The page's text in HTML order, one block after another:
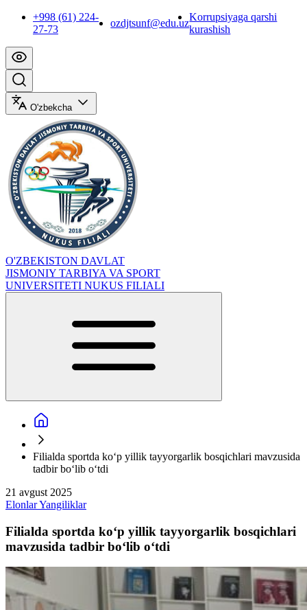
+998 (61) 224-
27-73
ozdjtsunf@edu.uz
Korrupsiyaga qarshi
kurashish
O'zbekcha
O'ZBEKISTON DAVLAT
JISMONIY TARBIYA VA SPORT
UNIVERSITETI NUKUS FILIALI
Filialda sportda ko‘p yillik tayyorgarlik bosqichlari mavzusida
tadbir bo‘lib o‘tdi
21 avgust 2025
ElonlarYangiliklar
Filialda sportda ko‘p yillik tayyorgarlik bosqichlari
mavzusida tadbir bo‘lib o‘tdi